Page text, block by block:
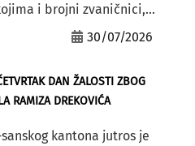
i brojni zvaničnici,...
30/07/2026
DAN ŽALOSTI ZBOG
RAMIZA DREKOVIĆA
kantona jutros je